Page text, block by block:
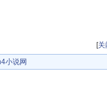
[关
小说网